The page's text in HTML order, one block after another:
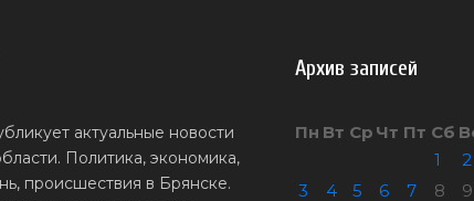
актуальные новости
Политика, экономика,
происшествия в Брянске.
Архив записей
Пн Вт Ср Чт Пт Сб
1
2
3
4 5 6 7 8
9